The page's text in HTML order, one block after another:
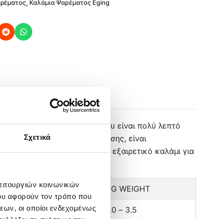
Σχετικά
κοινωνικών
αφορούν τον τρόπο που
οι οποίοι ενδεχομένως
, Καλάμια Ψαρέματος Eging
Lifting Power. Το blank του είναι πολύ λεπτό
για σταθερό κράτημα. Επίσης, είναι
το όνομά του είναι ένα εξαιρετικό καλάμι για
ΒΑΡΟΣ JIG WEIGHT
110 gr 2.0 – 3.5